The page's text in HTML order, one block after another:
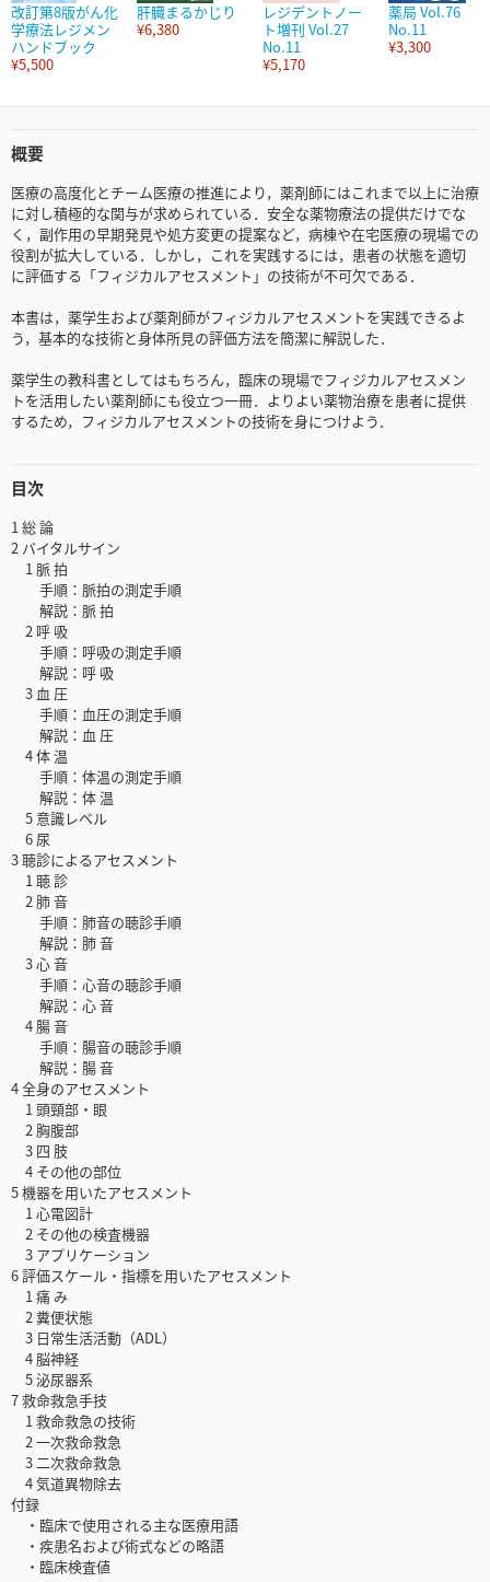
改訂第8版がん化
学療法レジメン
ハンドブック
¥5,500
肝臓まるかじり
¥6,380
レジデントノー
ト増刊 Vol.27
No.11
¥5,170
薬局 Vol.76
No.11
¥3,300
概要
医療の高度化とチーム医療の推進により，薬剤師にはこれまで以上に治療
に対し積極的な関与が求められている．安全な薬物療法の提供だけでな
く，副作用の早期発見や処方変更の提案など，病棟や在宅医療の現場での
役割が拡大している．しかし，これを実践するには，患者の状態を適切
に評価する「フィジカルアセスメント」の技術が不可欠である．
本書は，薬学生および薬剤師がフィジカルアセスメントを実践できるよ
う，基本的な技術と身体所見の評価方法を簡潔に解説した．
薬学生の教科書としてはもちろん，臨床の現場でフィジカルアセスメン
トを活用したい薬剤師にも役立つ一冊．よりよい薬物治療を患者に提供
するため，フィジカルアセスメントの技術を身につけよう．
目次
1 総 論
2 バイタルサイン
1 脈 拍
手順：脈拍の測定手順
解説：脈 拍
2 呼 吸
手順：呼吸の測定手順
解説：呼 吸
3 血 圧
手順：血圧の測定手順
解説：血 圧
4 体 温
手順：体温の測定手順
解説：体 温
5 意識レベル
6 尿
3 聴診によるアセスメント
1 聴 診
2 肺 音
手順：肺音の聴診手順
解説：肺 音
3 心 音
手順：心音の聴診手順
解説：心 音
4 腸 音
手順：腸音の聴診手順
解説：腸 音
4 全身のアセスメント
1 頭頸部・眼
2 胸腹部
3 四 肢
4 その他の部位
5 機器を用いたアセスメント
1 心電図計
2 その他の検査機器
3 アプリケーション
6 評価スケール・指標を用いたアセスメント
1 痛 み
2 糞便状態
3 日常生活活動（ADL）
4 脳神経
5 泌尿器系
7 救命救急手技
1 救命救急の技術
2 一次救命救急
3 二次救命救急
4 気道異物除去
付録
・臨床で使用される主な医療用語
・疾患名および術式などの略語
・臨床検査値